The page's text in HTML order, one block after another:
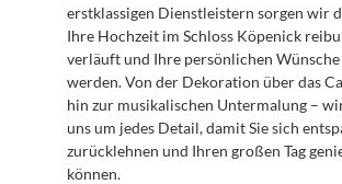
erstklassigen Dienstleistern sorgen wir
Ihre Hochzeit im Schloss Köpenick
verläuft und Ihre persönlichen
werden. Von der Dekoration über das
hin zur musikalischen Untermalung –
uns um jedes Detail, damit Sie sich
zurücklehnen und Ihren großen Tag
können.